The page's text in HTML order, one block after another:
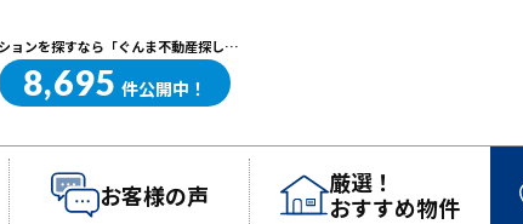
上毛高原駅の事業用検索｜高崎・前橋エリアを中心に群馬県の戸建て・マンションを探すなら「ぐんま不動産探し.com」
ぐんま不動産探し.com
8,695 件公開中！
お客様の声
厳選！
おすすめ物件